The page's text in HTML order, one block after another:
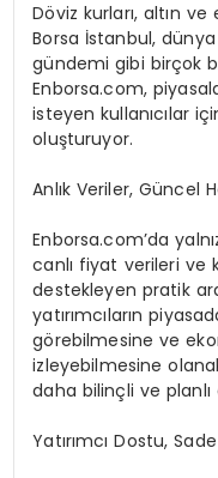
Döviz kurları, altın
Borsa İstanbul,
gündemi gibi birçok
Enborsa.com,
isteyen kullanıcılar
oluşturuyor.
Anlık Veriler, Güncel
Enborsa.com’da
canlı fiyat verileri ve
destekleyen pratik
yatırımcıların
görebilmesine ve
izleyebilmesine olanak
daha bilinçli ve planlı
Yatırımcı Dostu,